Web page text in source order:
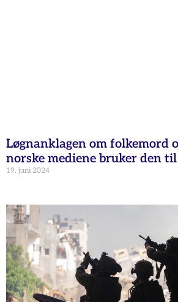
Løgnanklagen om folkemord
norske mediene bruker den
19. juni 2024